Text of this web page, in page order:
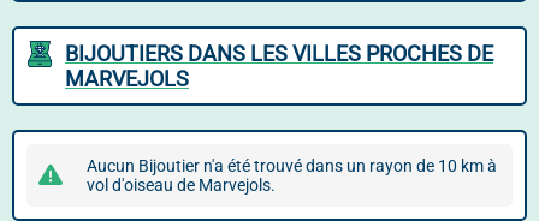
BIJOUTIERS DANS LES VILLES PROCHES DE
MARVEJOLS
Aucun Bijoutier n'a été trouvé dans un rayon de 10 km à
vol d'oiseau de Marvejols.